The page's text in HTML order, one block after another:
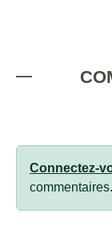
Connectez-
commentaires.